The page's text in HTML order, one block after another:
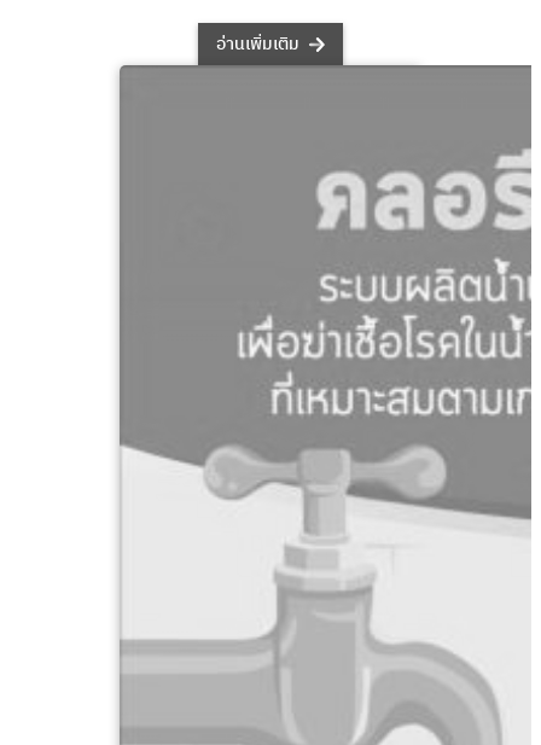
อ่านเพิ่มเติม